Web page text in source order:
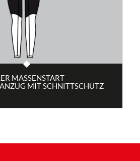
MASSENSTART
MIT SCHNITTSCHUTZ